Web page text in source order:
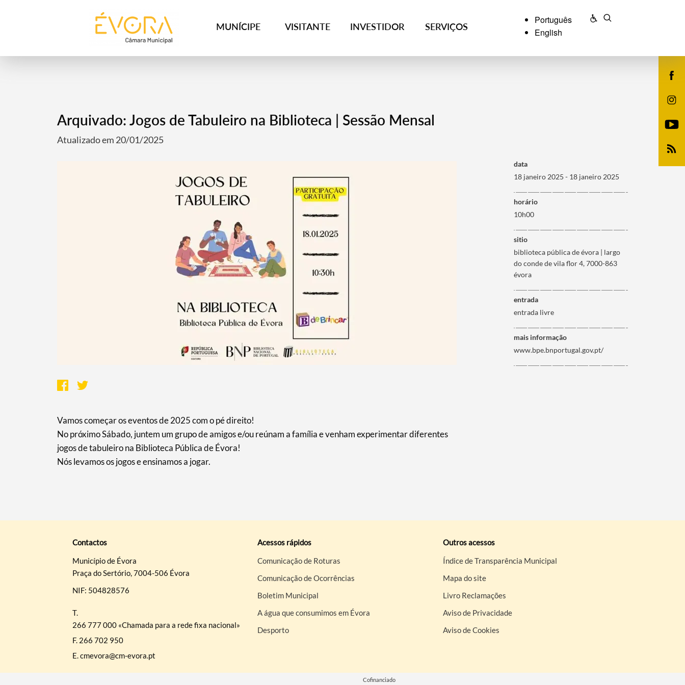
MUNÍCIPE VISITANTE INVESTIDOR SERVIÇOS
Português
English
Categorias gerais
Arquivado: Jogos de Tabuleiro na Biblioteca | Sessão Mensal
Atualizado em 20/01/2025
Vamos começar os eventos de 2025 com o pé direito!
No próximo Sábado, juntem um grupo de amigos e/ou reúnam a família e venham experimentar diferentes
jogos de tabuleiro na Biblioteca Pública de Évora!
Nós levamos os jogos e ensinamos a jogar.
data
18 janeiro 2025 - 18 janeiro 2025
horário
10h00
sitio
biblioteca pública de évora | largo
do conde de vila flor 4, 7000-863
évora
entrada
entrada livre
mais informação
www.bpe.bnportugal.gov.pt/
Contactos
Município de Évora
Praça do Sertório, 7004-506 Évora
NIF: 504828576
T.
266 777 000 «Chamada para a rede fixa nacional»
F. 266 702 950
E.cmevora@cm-evora.pt
Acessos rápidos
Comunicação de Roturas
Comunicação de Ocorrências
Boletim Municipal
A água que consumimos em Évora
Desporto
Outros acessos
Índice de Transparência Municipal
Mapa do site
Livro Reclamações
Aviso de Privacidade
Aviso de Cookies
Cofinanciado